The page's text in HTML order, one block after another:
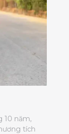
10 năm,
tích